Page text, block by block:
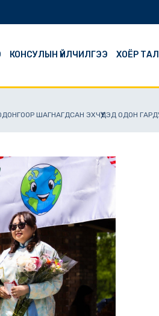
КОНСУЛЫН ҮЙЛЧИЛГЭЭ ХОЁР
ШАГНАГДСАН ЭХЧҮҮДЭД ОДОН